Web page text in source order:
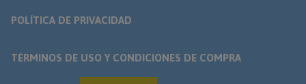
POLÍTICA DE PRIVACIDAD
TÉRMINOS DE USO Y CONDICIONES DE COMPRA